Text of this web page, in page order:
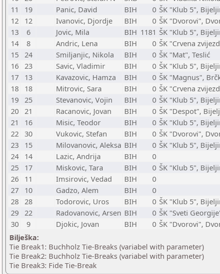
11
19 Panic, David BIH 0 ŠK "Klub 5",
12
12 Ivanovic, Djordje BIH 0 ŠK "Dvorovi",
13
6 Jovic, Mila BIH 1181 ŠK "Klub 5",
14
8 Andric, Lena BIH 0 ŠK "Crvena
15
24 Smiljanjic, Nikola BIH 0 ŠK "Mat", Teslić
16
23 Savic, Vladimir BIH 0 ŠK "Klub 5",
17
13 Kavazovic, Hamza BIH 0 ŠK "Magnus",
18
18 Mitrovic, Sara BIH 0 ŠK "Crvena
19
25 Stevanovic, Vojin BIH 0 ŠK "Klub 5",
20
21 Racanovic, Jovan BIH 0 ŠK "Despot",
21
16 Misic, Teodor BIH 0 ŠK "Klub 5",
22
30 Vukovic, Stefan BIH 0 ŠK "Dvorovi",
23
15 Milovanovic, Aleksa BIH 0 ŠK "Klub 5",
24
14 Lazic, Andrija BIH
0
25
17 Miskovic, Tara BIH 0 ŠK "Klub 5",
26
11 Imsirovic, Vedad BIH
0
27
10 Gadzo, Alem BIH
0
28
28 Todorovic, Uros BIH 0 ŠK "Klub 5",
29
22 Radovanovic, Arsen BIH 0 ŠK "Sveti
30
9 Djokic, Jovan BIH 0 ŠK "Dvorovi",
Bilješka:
Tie Break1: Buchholz Tie-Breaks (variabel with parameter)
Tie Break2: Buchholz Tie-Breaks (variabel with parameter)
Tie Break3: Fide Tie-Break